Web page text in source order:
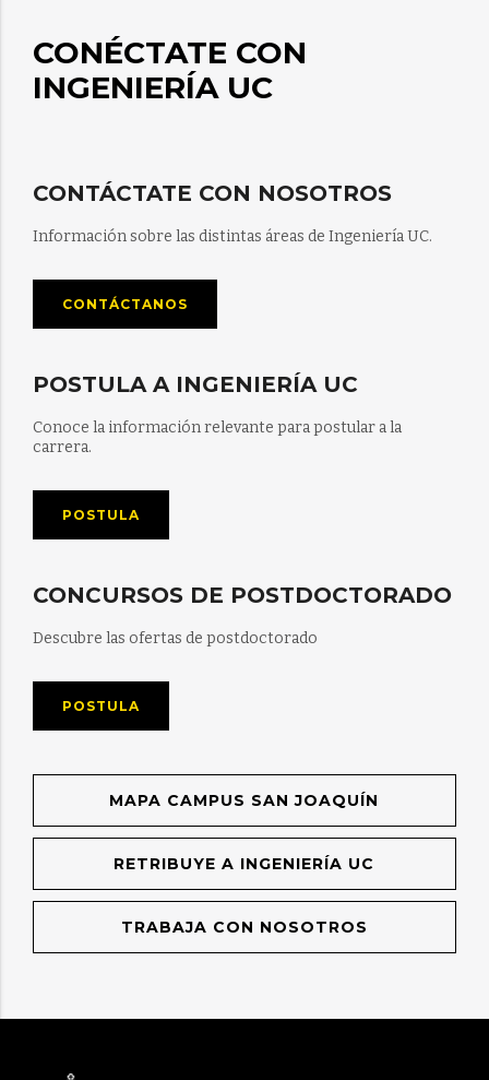
CONÉCTATE CON
INGENIERÍA UC
CONTÁCTATE CON NOSOTROS
Información sobre las distintas áreas de Ingeniería UC.
CONTÁCTANOS
POSTULA A INGENIERÍA UC
Conoce la información relevante para postular a la
carrera.
POSTULA
CONCURSOS DE POSTDOCTORADO
Descubre las ofertas de postdoctorado
POSTULA
MAPA CAMPUS SAN JOAQUÍN
RETRIBUYE A INGENIERÍA UC
TRABAJA CON NOSOTROS